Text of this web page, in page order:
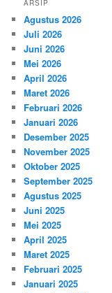
ARSIP
Agustus 2026
Juli 2026
Juni 2026
Mei 2026
April 2026
Maret 2026
Februari 2026
Januari 2026
Desember 2025
November 2025
Oktober 2025
September 2025
Agustus 2025
Juni 2025
Mei 2025
April 2025
Maret 2025
Februari 2025
Januari 2025